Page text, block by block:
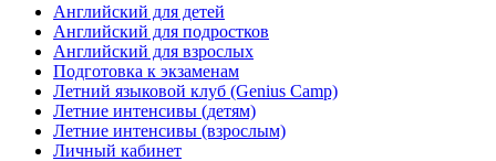
Английский для детей
Английский для подростков
Английский для взрослых
Подготовка к экзаменам
Летний языковой клуб (Genius Camp)
Летние интенсивы (детям)
Летние интенсивы (взрослым)
Личный кабинет